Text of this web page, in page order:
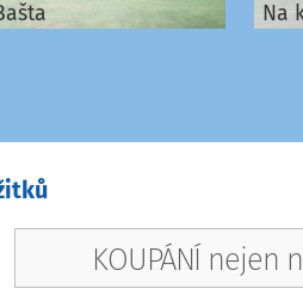
Na
KOUPÁNÍ nejen